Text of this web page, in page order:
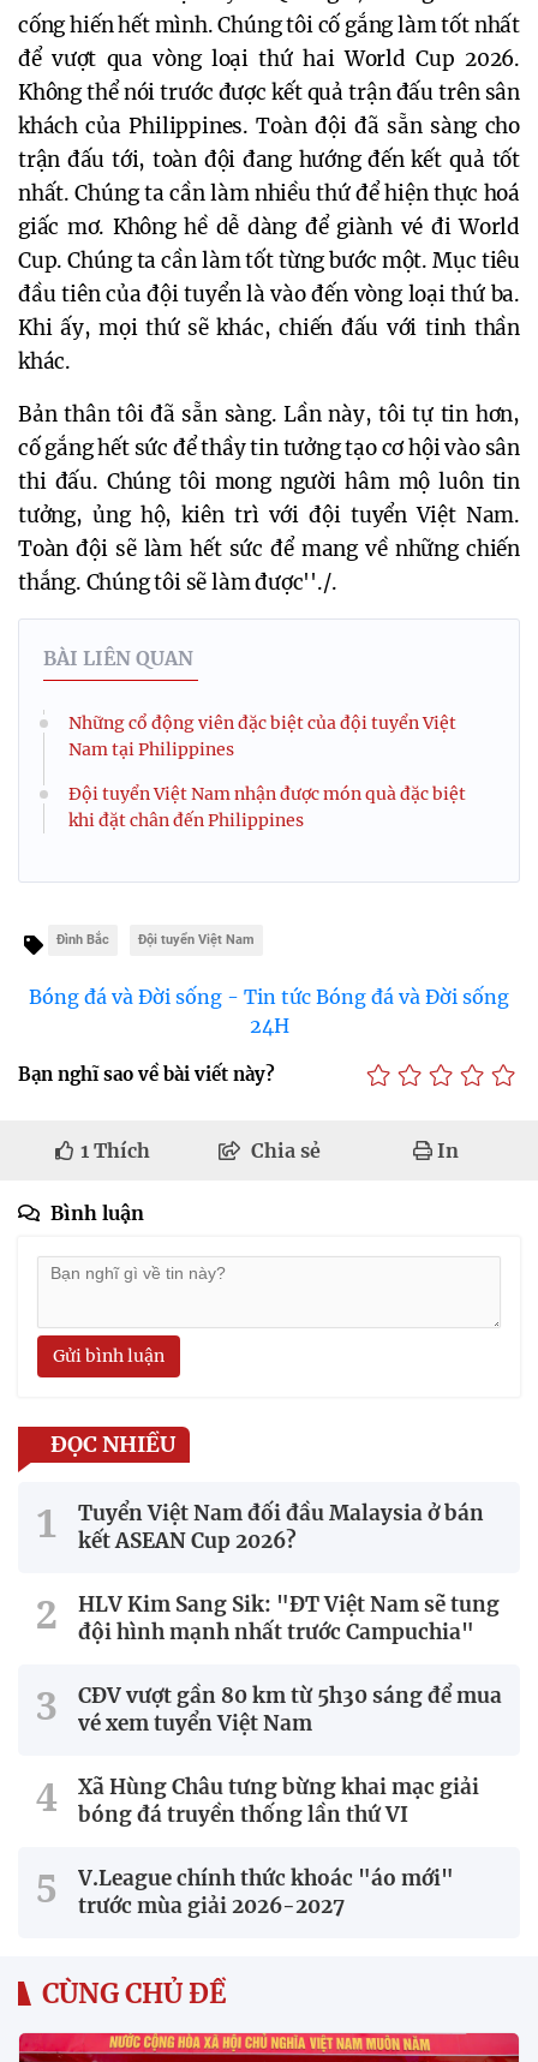
cống hiến hết mình. Chúng tôi cố gắng làm tốt nhất
để vượt qua vòng loại thứ hai World Cup 2026.
Không thể nói trước được kết quả trận đấu trên sân
khách của Philippines. Toàn đội đã sẵn sàng cho
trận đấu tới, toàn đội đang hướng đến kết quả tốt
nhất. Chúng ta cần làm nhiều thứ để hiện thực hoá
giấc mơ. Không hề dễ dàng để giành vé đi World
Cup. Chúng ta cần làm tốt từng bước một. Mục tiêu
đầu tiên của đội tuyển là vào đến vòng loại thứ ba.
Khi ấy, mọi thứ sẽ khác, chiến đấu với tinh thần
khác.
Bản thân tôi đã sẵn sàng. Lần này, tôi tự tin hơn,
cố gắng hết sức để thầy tin tưởng tạo cơ hội vào sân
thi đấu. Chúng tôi mong người hâm mộ luôn tin
tưởng, ủng hộ, kiên trì với đội tuyển Việt Nam.
Toàn đội sẽ làm hết sức để mang về những chiến
thắng. Chúng tôi sẽ làm được''./.
BÀI LIÊN QUAN
Những cổ động viên đặc biệt của đội tuyển Việt
Nam tại Philippines
Đội tuyển Việt Nam nhận được món quà đặc biệt
khi đặt chân đến Philippines
Đình Bắc Đội tuyển Việt Nam
Bóng đá và Đời sống - Tin tức Bóng đá và Đời sống
24H
Bạn nghĩ sao về bài viết này?
1 Thích Chia sẻ In
Bình luận
Gửi bình luận
ĐỌC NHIỀU
Tuyển Việt Nam đối đầu Malaysia ở bán
kết ASEAN Cup 2026?
HLV Kim Sang Sik: "ĐT Việt Nam sẽ tung
đội hình mạnh nhất trước Campuchia"
CĐV vượt gần 80 km từ 5h30 sáng để mua
vé xem tuyển Việt Nam
Xã Hùng Châu tưng bừng khai mạc giải
bóng đá truyền thống lần thứ VI
V.League chính thức khoác "áo mới"
trước mùa giải 2026-2027
CÙNG CHỦ ĐỀ